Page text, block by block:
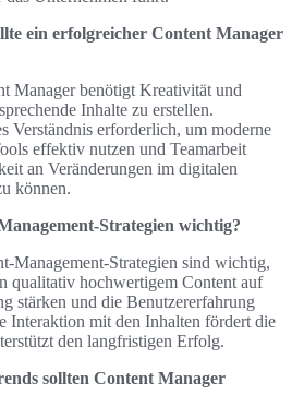
ein erfolgreicher Content Manager
Manager benötigt Kreativität und
Inhalte zu erstellen.
Verständnis erforderlich, um moderne
effektiv nutzen und Teamarbeit
an Veränderungen im digitalen
können.
Strategien wichtig?
Management-Strategien sind wichtig,
qualitativ hochwertigem Content auf
stärken und die Benutzererfahrung
Interaktion mit den Inhalten fördert die
den langfristigen Erfolg.
sollten Content Manager